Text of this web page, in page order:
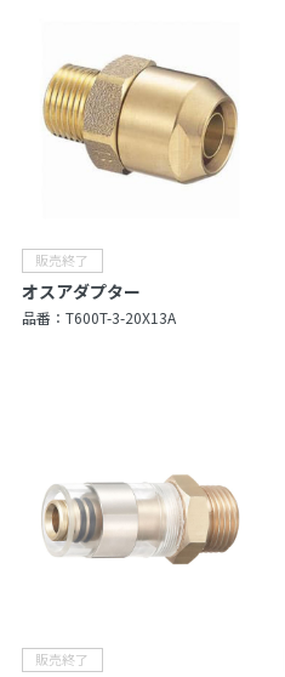
オスアダプター
品番： T600T-3-20X13A